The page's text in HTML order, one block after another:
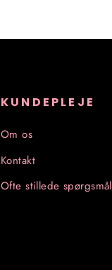
KUNDEPLEJE
Om os
Kontakt
Ofte stillede spørgsmål